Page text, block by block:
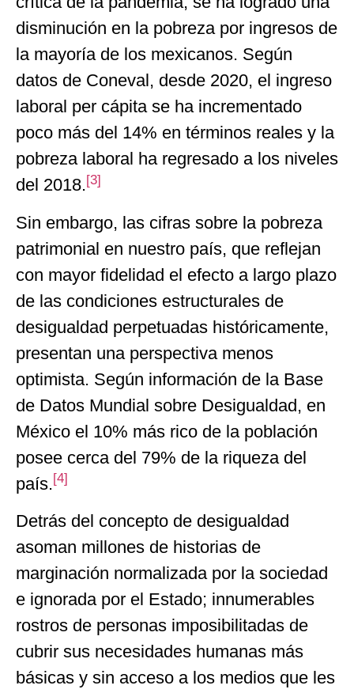
disminución en la pobreza por ingresos de
la mayoría de los mexicanos. Según
datos de Coneval, desde 2020, el ingreso
laboral per cápita se ha incrementado
poco más del 14% en términos reales y la
pobreza laboral ha regresado a los niveles
del 2018.[3]
Sin embargo, las cifras sobre la pobreza
patrimonial en nuestro país, que reflejan
con mayor fidelidad el efecto a largo plazo
de las condiciones estructurales de
desigualdad perpetuadas históricamente,
presentan una perspectiva menos
optimista. Según información de la Base
de Datos Mundial sobre Desigualdad, en
México el 10% más rico de la población
posee cerca del 79% de la riqueza del
país.[4]
Detrás del concepto de desigualdad
asoman millones de historias de
marginación normalizada por la sociedad
e ignorada por el Estado; innumerables
rostros de personas imposibilitadas de
cubrir sus necesidades humanas más
básicas y sin acceso a los medios que les